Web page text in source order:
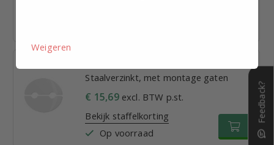
Staalverzinkt, met montage gaten
€ 15,69excl. BTW p.st.
Bekijk staffelkorting
Op voorraad
Weigeren
Feedback?